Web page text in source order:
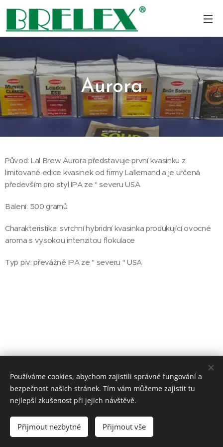
Aurora
Původ: Lal Brew Aurora představuje první kvasinku z
limitované edice kvasinek od firmy Lallemand a je určená
především pro styl IPA ze " severu USA
Balení: 500 gramů
Charakteristika: svrchní hybridní kvasinka produkující ovocné
aroma s vysokou intenzitou flokulace
Typ piv: převážně IPA ze " severu " USA
© 2025 BRELEX, s. r. o.
Cookies
Čeština
English
Používáme cookies, abychom zajistili správné fungování a
bezpečnost našich stránek. Tím vám můžeme zajistit tu
nejlepší zkušenost při jejich návštěvě.
Přijmout nezbytné Přijmout vše